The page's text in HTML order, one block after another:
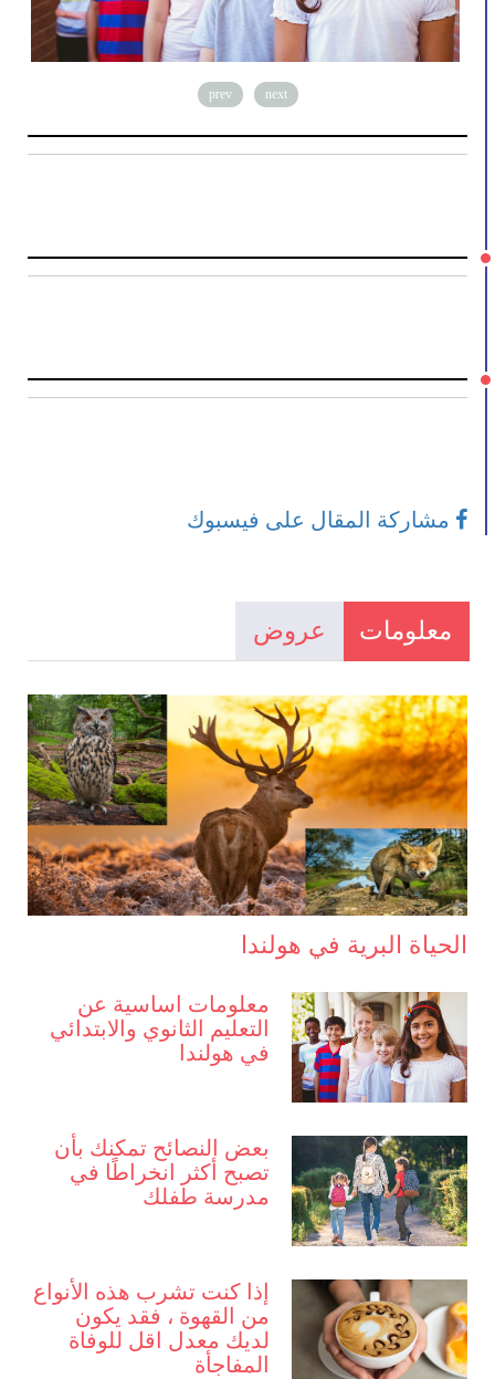
prev next
مشاركة المقال على فيسبوك
معلومات عروض
الحياة البرية في هولندا
معلومات اساسية عن
التعليم الثانوي والابتدائي
في هولندا
بعض النصائح تمكنك بأن
تصبح أكثر انخراطًا في
مدرسة طفلك
إذا كنت تشرب هذه الأنواع
من القهوة ، فقد يكون
لديك معدل اقل للوفاة
المفاجأة